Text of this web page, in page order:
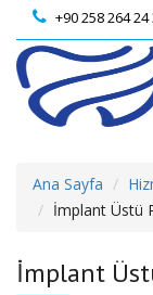
+90 258 264 24
Ana Sayfa
İmplant Üstü
İmplant